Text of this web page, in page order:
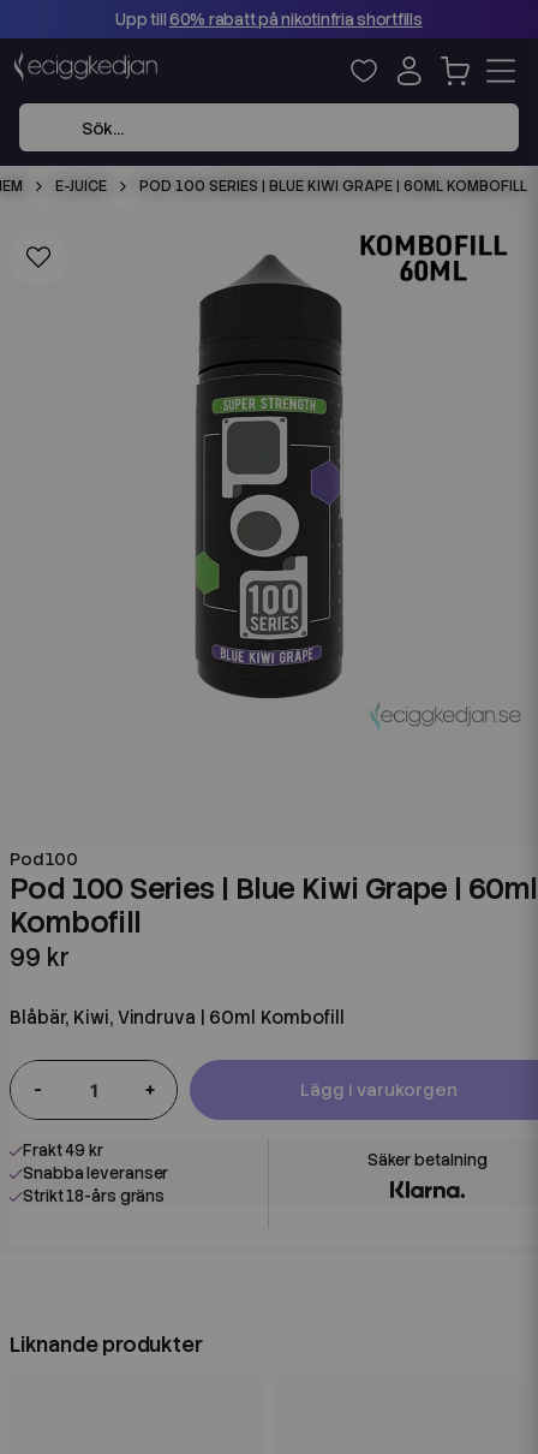
Upp till60% rabatt på nikotinfria shortfills
E-JUICE POD 100 SERIES | BLUE KIWI GRAPE | 60ML KOMBOFILL
Pod 100
Pod 100 Series | Blue Kiwi Grape | 60ml
Kombofill
99 kr
Blåbär, Kiwi, Vindruva | 60ml Kombofill
- + Lägg i varukorgen
Frakt 49 kr
Snabba leveranser
Strikt 18-års gräns
Liknande produkter